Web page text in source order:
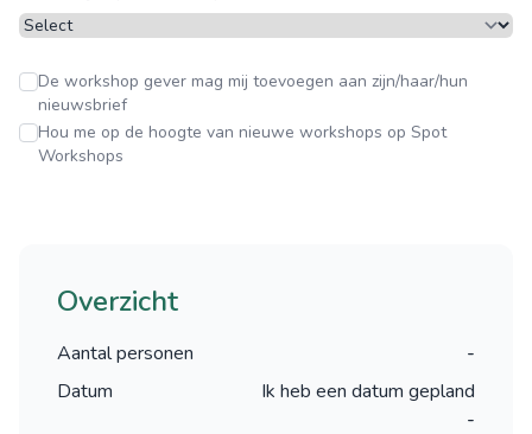
De workshop gever mag mij toevoegen aan zijn/haar/hun
nieuwsbrief
Hou me op de hoogte van nieuwe workshops op Spot
Workshops
Overzicht
Aantal personen
-
Datum
Ik heb een datum gepland
-